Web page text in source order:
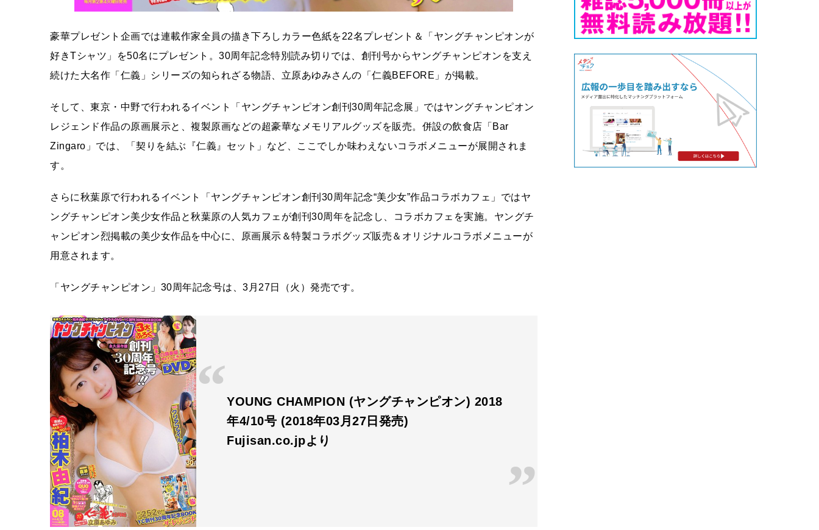
豪華プレゼント企画では連載作家全員の描き下ろしカラー色紙を22名プレゼント＆「ヤングチャンピオンが
好きTシャツ」を50名にプレゼント。30周年記念特別読み切りでは、創刊号からヤングチャンピオンを支え
続けた大名作「仁義」シリーズの知られざる物語、立原あゆみさんの「仁義BEFORE」が掲載。
そして、東京・中野で行われるイベント「ヤングチャンピオン創刊30周年記念展」ではヤングチャンピオン
レジェンド作品の原画展示と、複製原画などの超豪華なメモリアルグッズを販売。併設の飲食店「Bar
Zingaro」では、「契りを結ぶ『仁義』セット」など、ここでしか味わえないコラボメニューが展開されま
す。
さらに秋葉原で行われるイベント「ヤングチャンピオン創刊30周年記念“美少女”作品コラボカフェ」ではヤ
ングチャンピオン美少女作品と秋葉原の人気カフェが創刊30周年を記念し、コラボカフェを実施。ヤングチ
ャンピオン烈掲載の美少女作品を中心に、原画展示＆特製コラボグッズ販売＆オリジナルコラボメニューが
用意されます。
「ヤングチャンピオン」30周年記念号は、3月27日（火）発売です。
YOUNG CHAMPION (ヤングチャンピオン) 2018
年4/10号 (2018年03月27日発売)
Fujisan.co.jpより